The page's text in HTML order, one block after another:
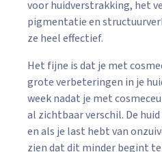
voor huidverstrakking, het
pigmentatie en
ze heel effectief.
Het fijne is dat je met
grote verbeteringen in je
week nadat je met
al zichtbaar verschil. De
en als je last hebt van
zien dat dit minder begint